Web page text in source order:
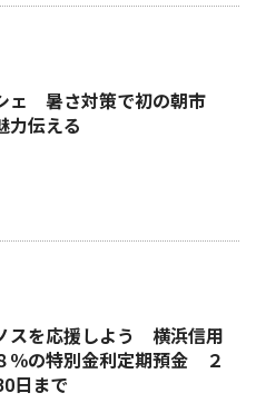
ェ 暑さ対策で初の朝市
力伝える
スを応援しよう 横浜信用
の特別金利定期預金 ２
日まで